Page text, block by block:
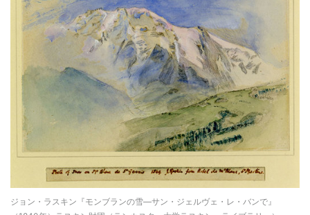
ジョン・ラスキン『モンブランの雪―サン・ジェルヴェ・レ・バンで』